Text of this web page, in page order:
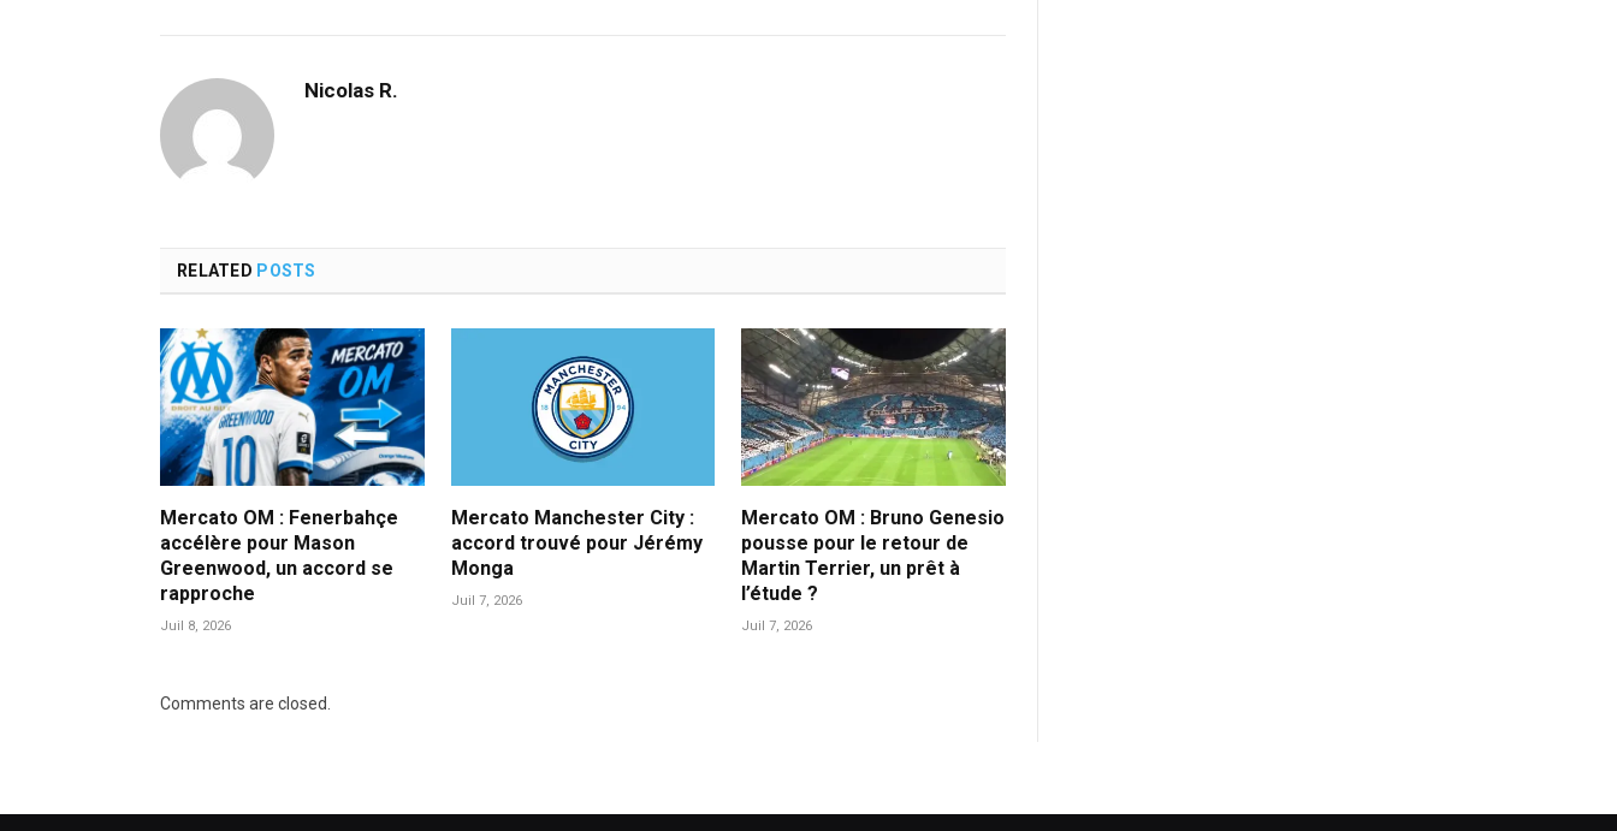
Nicolas R.
RELATED POSTS
Mercato OM : Fenerbahçe
accélère pour Mason
Greenwood, un accord se
rapproche
Juil 8, 2026
Mercato Manchester City :
accord trouvé pour Jérémy
Monga
Juil 7, 2026
Mercato OM : Bruno Genesio
pousse pour le retour de
Martin Terrier, un prêt à
l’étude ?
Juil 7, 2026
Comments are closed.